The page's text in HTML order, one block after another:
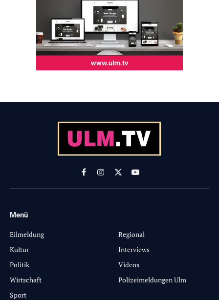
FacebookInstagram
X
(Twitter)
YouTube
Menü
Eilmeldung
Kultur
Politik
Wirtschaft
Sport
Regional
Interviews
Videos
Polizeimeldungen Ulm